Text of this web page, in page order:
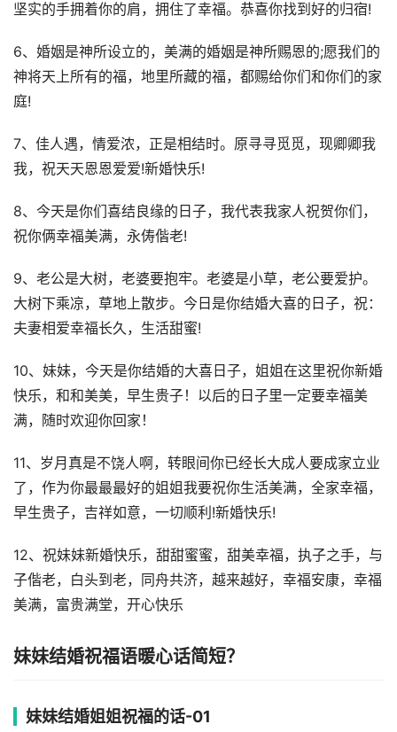
坚实的手拥着你的肩，拥住了幸福。恭喜你找到好的归宿!
6、婚姻是神所设立的，美满的婚姻是神所赐恩的;愿我们的
神将天上所有的福，地里所藏的福，都赐给你们和你们的家
庭!
7、佳人遇，情爱浓，正是相结时。原寻寻觅觅，现卿卿我
我，祝天天恩恩爱爱!新婚快乐!
8、今天是你们喜结良缘的日子，我代表我家人祝贺你们，
祝你俩幸福美满，永俦偕老!
9、老公是大树，老婆要抱牢。老婆是小草，老公要爱护。
大树下乘凉，草地上散步。今日是你结婚大喜的日子，祝：
夫妻相爱幸福长久，生活甜蜜!
10、妹妹，今天是你结婚的大喜日子，姐姐在这里祝你新婚
快乐，和和美美，早生贵子！以后的日子里一定要幸福美
满，随时欢迎你回家！
11、岁月真是不饶人啊，转眼间你已经长大成人要成家立业
了，作为你最最最好的姐姐我要祝你生活美满，全家幸福，
早生贵子，吉祥如意，一切顺利!新婚快乐!
12、祝妹妹新婚快乐，甜甜蜜蜜，甜美幸福，执子之手，与
子偕老，白头到老，同舟共济，越来越好，幸福安康，幸福
美满，富贵满堂，开心快乐
妹妹结婚祝福语暖心话简短？
妹妹结婚姐姐祝福的话-01